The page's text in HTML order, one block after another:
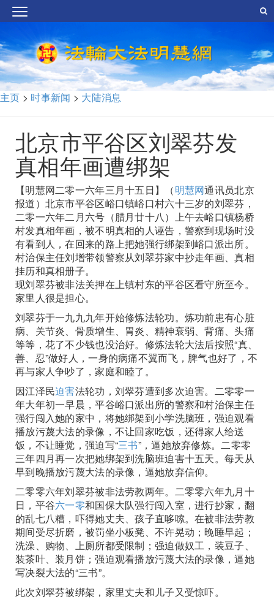
主页 > 时事新闻 > 大陆消息
北京市平谷区刘翠芬发
真相年画遭绑架
【明慧网二零一六年三月十五日】（明慧网通讯员北京
报道）北京市平谷区峪口镇峪口村六十三岁的刘翠芬，
二零一六年二月六号（腊月廿十八）上午去峪口镇杨桥
村发真相年画，被不明真相的人诬告，警察到现场时没
有看到人，在回来的路上把她强行绑架到峪口派出所。
村治保主任刘增带领警察从刘翠芬家中抄走年画、真相
挂历和真相册子。
现刘翠芬被非法关押在上镇村东的平谷区看守所至今。
家里人很是担心。
刘翠芬于一九九九年开始修炼法轮功。炼功前患有心脏
病、关节炎、骨质增生、胃炎、精神衰弱、背痛、头痛
等等，花了不少钱也没治好。修炼法轮大法后按照“真、
善、忍”做好人，一身的病痛不翼而飞，脾气也好了，不
再与家人争吵了，家庭和睦了。
因江泽民迫害法轮功，刘翠芬遭到多次迫害。二零零一
年大年初一早晨，平谷峪口派出所的警察和村治保主任
强行闯入她的家中，将她绑架到小学洗脑班，强迫观看
播放污蔑大法的录像，不让回家吃饭，还得家人给送
饭，不让睡觉，强迫写“三书”，逼她放弃修炼。二零零
三年四月再一次把她绑架到洗脑班迫害十五天。每天从
早到晚播放污蔑大法的录像，逼她放弃信仰。
二零零六年刘翠芬被非法劳教两年。二零零六年九月十
日，平谷六一零和国保大队强行闯入室，进行抄家，翻
的乱七八糟，吓得她丈夫、孩子直哆嗦。在被非法劳教
期间受尽折磨，被罚坐小板凳、不许晃动；晚睡早起；
洗澡、购物、上厕所都受限制；强迫做奴工，装豆子、
装茶叶、装月饼；强迫观看播放污蔑大法的录像，逼她
写决裂大法的“三书”。
此次刘翠芬被绑架，家里丈夫和儿子又受惊吓。